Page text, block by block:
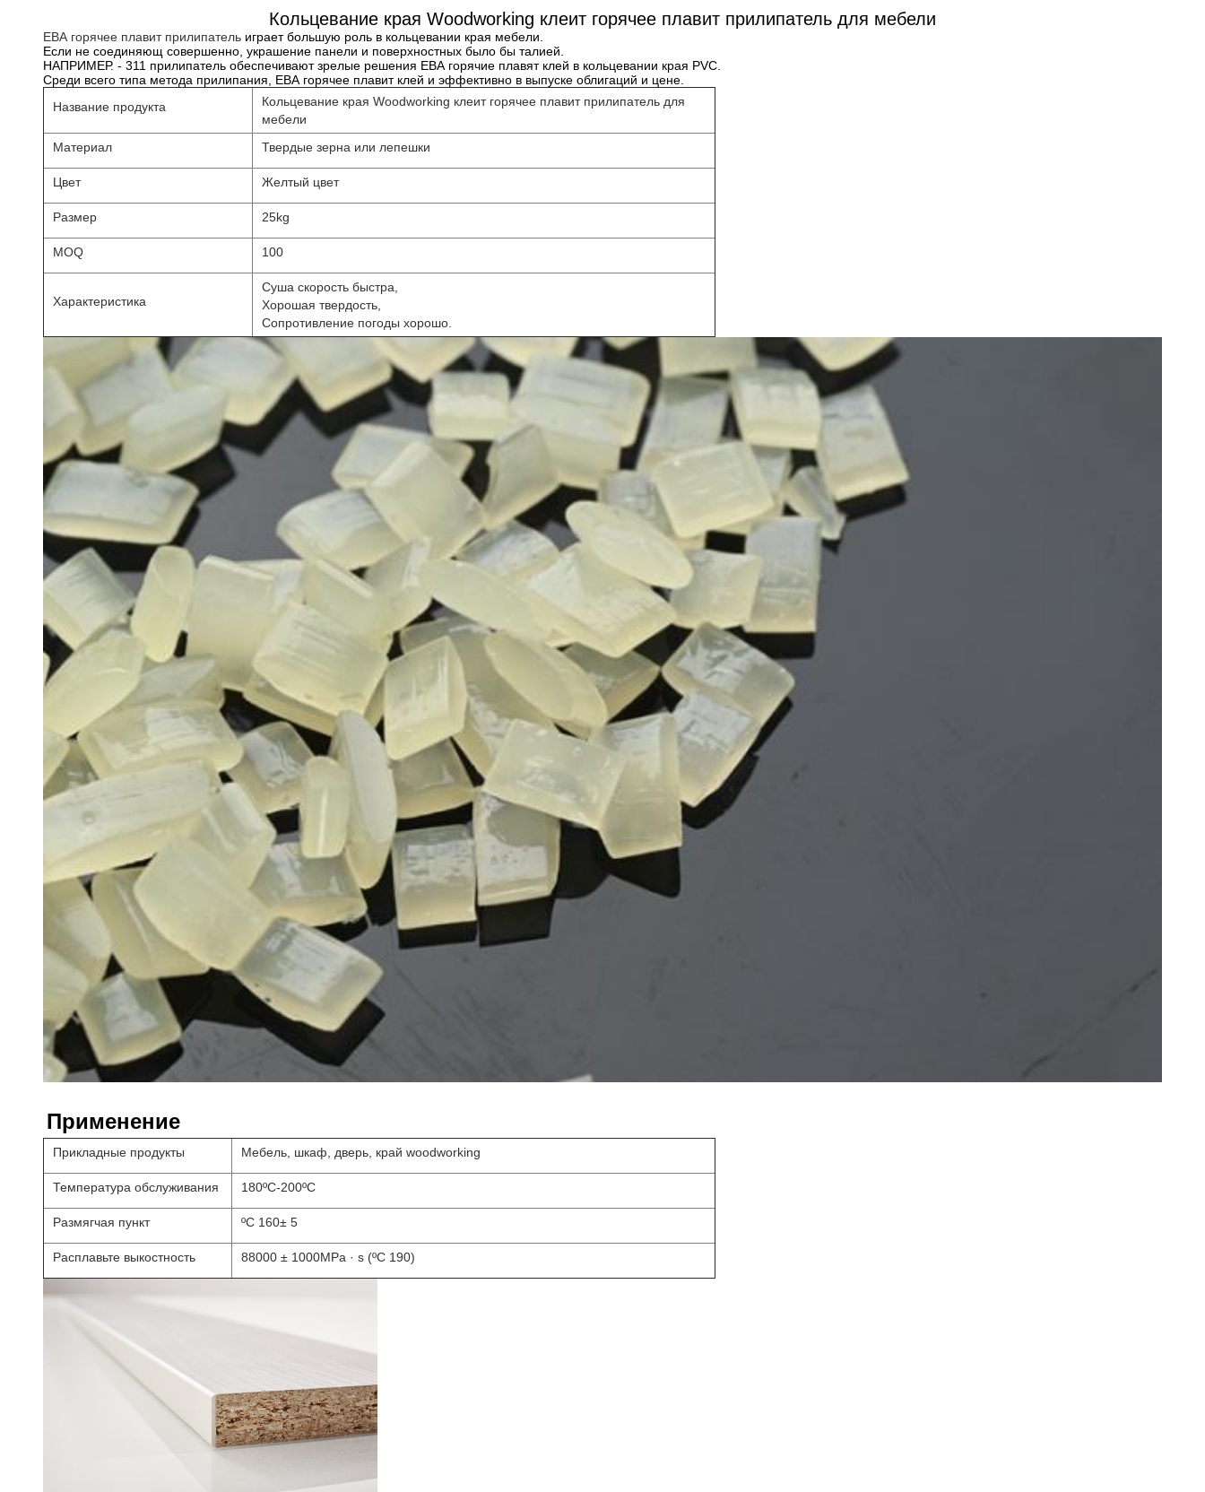
Кольцевание края Woodworking клеит горячее плавит прилипатель для мебели
ЕВА горячее плавит прилипатель играет большую роль в кольцевании края мебели.
Если не соединяющ совершенно, украшение панели и поверхностных было бы талией.
НАПРИМЕР. - 311 прилипатель обеспечивают зрелые решения ЕВА горячие плавят клей в кольцевании края PVC.
Среди всего типа метода прилипания, ЕВА горячее плавит клей и эффективно в выпуске облигаций и цене.
Название продукта
Кольцевание края Woodworking клеит горячее плавит прилипатель для
мебели
Материал
Твердые зерна или лепешки
Цвет Желтый цвет
Размер 25kg
MOQ 100
Характеристика
Суша скорость быстра,
Хорошая твердость,
Сопротивление погоды хорошо.
Применение
Прикладные продукты Мебель, шкаф, дверь, край woodworking
Температура обслуживания 180ºC-200ºC
Размягчая пункт ºC 160± 5
Расплавьте выкостность 88000 ± 1000MPa · s (ºC 190)